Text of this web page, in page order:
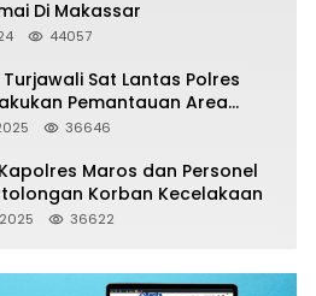
Di Makassar
44057
Sat Lantas Polres
Pemantauan Area
36646
Maros dan Personel
Korban Kecelakaan
36622